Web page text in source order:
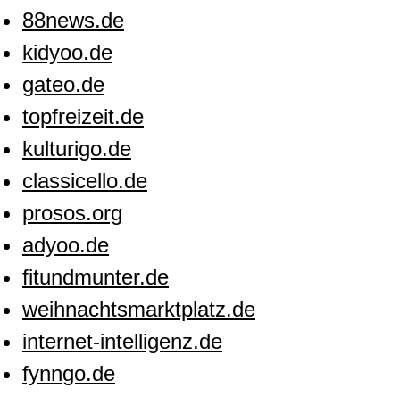
88news.de
kidyoo.de
gateo.de
topfreizeit.de
kulturigo.de
classicello.de
prosos.org
adyoo.de
fitundmunter.de
weihnachtsmarktplatz.de
internet-intelligenz.de
fynngo.de